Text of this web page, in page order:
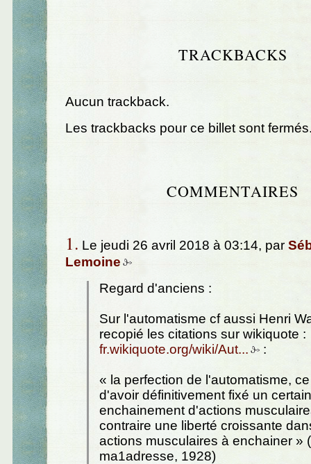
TRACKBACKS
Aucun trackback.
Les trackbacks pour ce billet sont
COMMENTAIRES
1. Le jeudi 26 avril 2018 à 03:14, par
Lemoine
Regard d'anciens :
Sur l'automatisme cf aussi Henri
recopié les citations sur wikiquote :
fr.wikiquote.org/wiki/Aut...
:
« la perfection de l'automatisme,
d'avoir définitivement fixé un certain
enchainement d'actions
contraire une liberté croissante
actions musculaires à enchainer »
ma1adresse, 1928)